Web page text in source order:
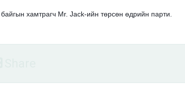
хамтрагч Mr. Jack-ийн төрсөн өдрийн парти.